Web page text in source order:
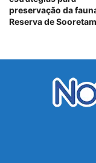
preservação da
Reserva de